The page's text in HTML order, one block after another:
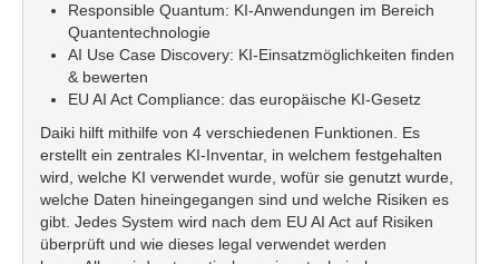
Responsible Quantum: KI-Anwendungen im Bereich
Quantentechnologie
AI Use Case Discovery: KI-Einsatzmöglichkeiten finden
& bewerten
EU AI Act Compliance: das europäische KI-Gesetz
Daiki hilft mithilfe von 4 verschiedenen Funktionen. Es
erstellt ein zentrales KI-Inventar, in welchem festgehalten
wird, welche KI verwendet wurde, wofür sie genutzt wurde,
welche Daten hineingegangen sind und welche Risiken es
gibt. Jedes System wird nach dem EU AI Act auf Risiken
überprüft und wie dieses legal verwendet werden